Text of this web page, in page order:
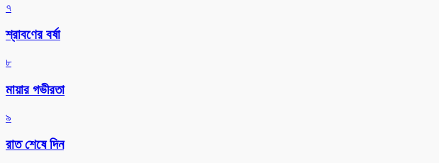
৭
শ্রাবণের বর্ষা
৮
মায়ার গভীরতা
৯
রাত শেষে দিন